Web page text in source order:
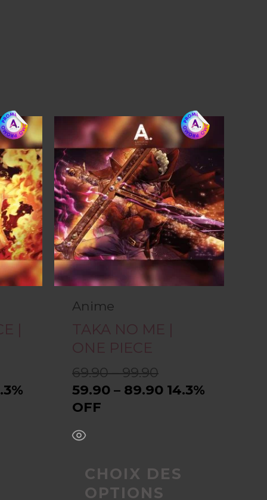
|
Ce
produit
a
plusieurs
variations.
Les
peuvent
choisies
Anime
TAKA NO ME |
ONE PIECE
69.90 – 99.90
59.90 – 89.90 14.3%
OFF
CHOIX DES
OPTIONS
Ce
produit
a
Les